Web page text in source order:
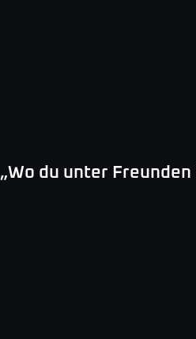
„Wo du unter Freunden